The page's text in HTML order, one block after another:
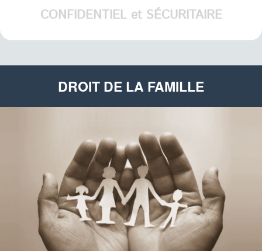
CONFIDENTIEL et SÉCURITAIRE
DROIT DE LA FAMILLE